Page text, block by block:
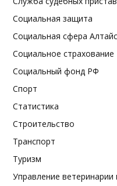
Социальная защита
Социальная сфера
Социальное страхование
Социальный фонд РФ
Спорт
Статистика
Строительство
Транспорт
Туризм
Управление